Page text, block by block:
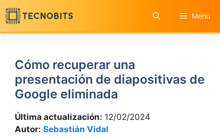
Saltar
al
contenido
Menú
Cómo recuperar una
presentación de diapositivas de
Google eliminada
Última actualización: 12/02/2024
Autor: Sebastián Vidal